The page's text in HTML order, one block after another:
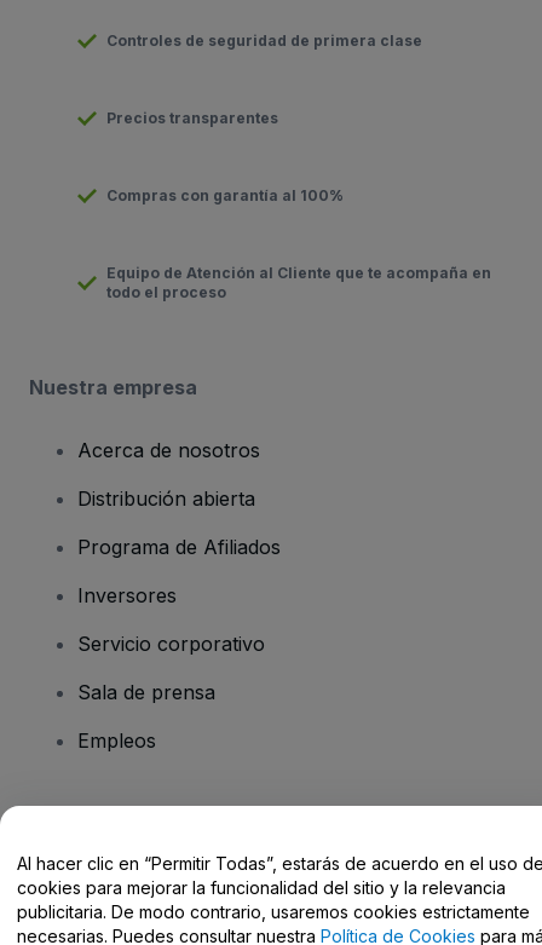
Controles de seguridad de primera clase
Precios transparentes
Compras con garantía al 100%
Equipo de Atención al Cliente que te acompaña en
todo el proceso
Nuestra empresa
Acerca de nosotros
Distribución abierta
Programa de Afiliados
Inversores
Servicio corporativo
Sala de prensa
Empleos
Centro de Ayuda / Contacto
Al hacer clic en “Permitir Todas”, estarás de acuerdo en el uso
cookies para mejorar la funcionalidad del sitio y la relevancia
publicitaria. De modo contrario, usaremos cookies estrictamente
necesarias. Puedes consultar nuestra Política de Cookies para